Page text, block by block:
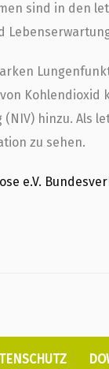
sind in den
(NIV) hinzu. Als
zu sehen.
e.V.